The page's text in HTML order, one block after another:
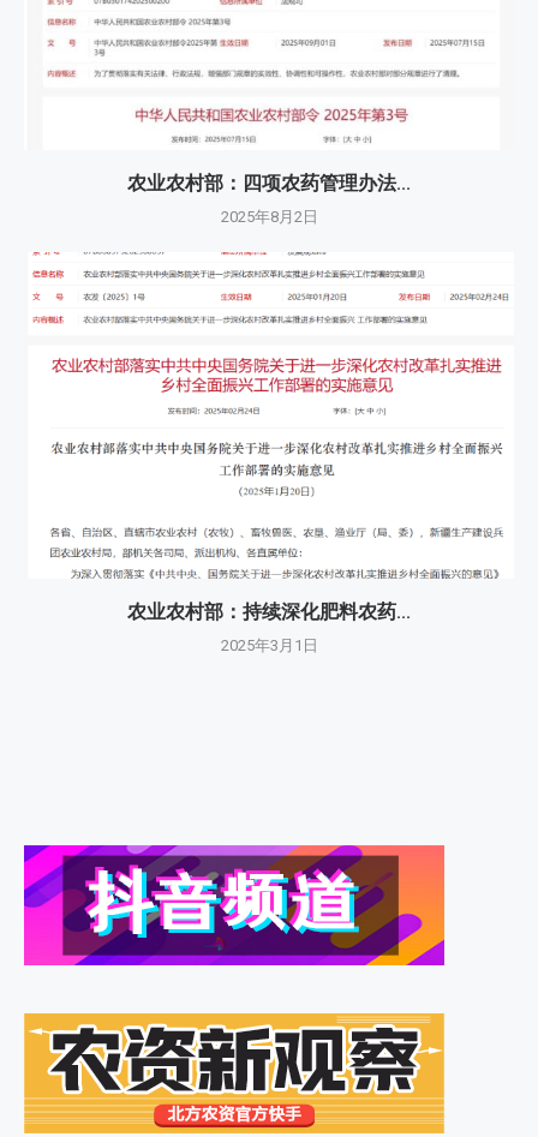
农业农村部：四项农药管理办法...
2025年8月2日
农业农村部：持续深化肥料农药...
2025年3月1日